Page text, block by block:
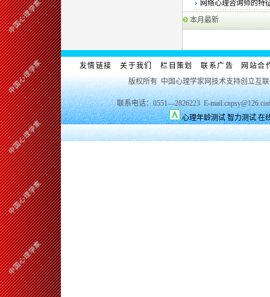
网络心理咨询师的特
本月最新
友情链接 关于我们 栏目策划 联系广告
网站合
版权所有 中国心理学家网技术支持创立互
联系电话：0551—2826223 E-
心理年龄测试 智力测试 在